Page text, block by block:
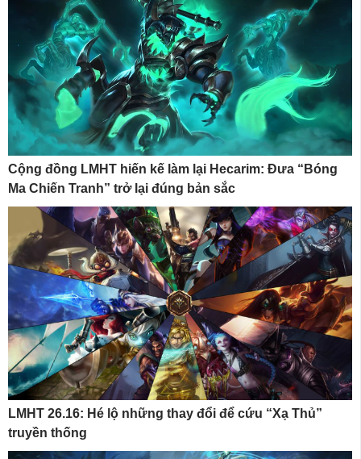
Cộng đồng LMHT hiến kế làm lại Hecarim: Đưa “Bóng
Ma Chiến Tranh” trở lại đúng bản sắc
LMHT 26.16: Hé lộ những thay đổi để cứu “Xạ Thủ”
truyền thống